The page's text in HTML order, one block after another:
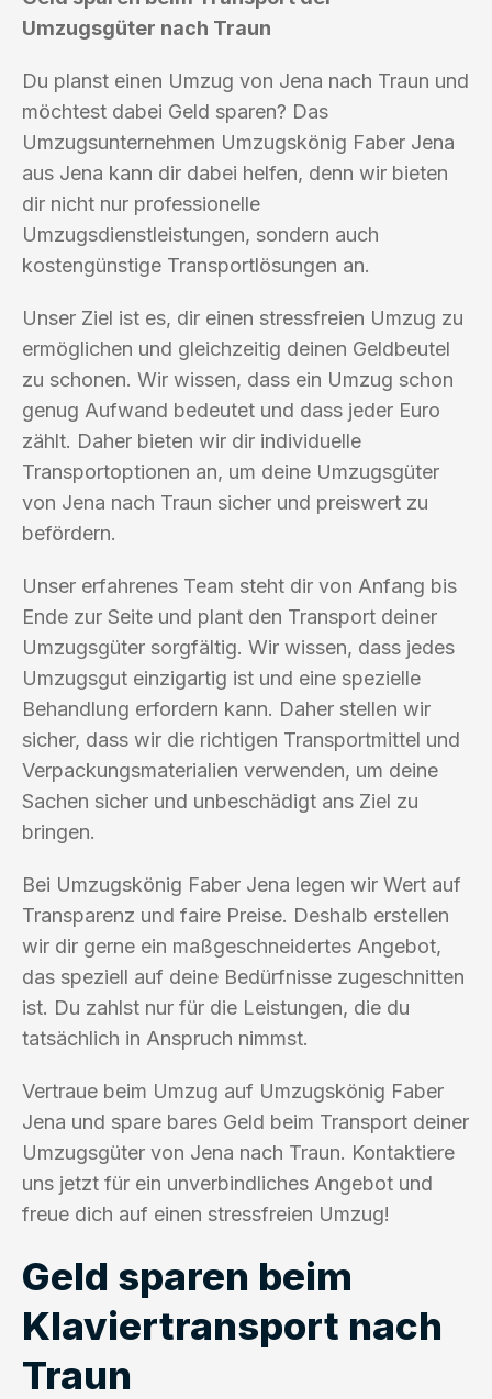
Umzugsgüter nach Traun
Du planst einen Umzug von Jena nach Traun und
möchtest dabei Geld sparen? Das
Umzugsunternehmen Umzugskönig Faber Jena
aus Jena kann dir dabei helfen, denn wir bieten
dir nicht nur professionelle
Umzugsdienstleistungen, sondern auch
kostengünstige Transportlösungen an.
Unser Ziel ist es, dir einen stressfreien Umzug zu
ermöglichen und gleichzeitig deinen Geldbeutel
zu schonen. Wir wissen, dass ein Umzug schon
genug Aufwand bedeutet und dass jeder Euro
zählt. Daher bieten wir dir individuelle
Transportoptionen an, um deine Umzugsgüter
von Jena nach Traun sicher und preiswert zu
befördern.
Unser erfahrenes Team steht dir von Anfang bis
Ende zur Seite und plant den Transport deiner
Umzugsgüter sorgfältig. Wir wissen, dass jedes
Umzugsgut einzigartig ist und eine spezielle
Behandlung erfordern kann. Daher stellen wir
sicher, dass wir die richtigen Transportmittel und
Verpackungsmaterialien verwenden, um deine
Sachen sicher und unbeschädigt ans Ziel zu
bringen.
Bei Umzugskönig Faber Jena legen wir Wert auf
Transparenz und faire Preise. Deshalb erstellen
wir dir gerne ein maßgeschneidertes Angebot,
das speziell auf deine Bedürfnisse zugeschnitten
ist. Du zahlst nur für die Leistungen, die du
tatsächlich in Anspruch nimmst.
Vertraue beim Umzug auf Umzugskönig Faber
Jena und spare bares Geld beim Transport deiner
Umzugsgüter von Jena nach Traun. Kontaktiere
uns jetzt für ein unverbindliches Angebot und
freue dich auf einen stressfreien Umzug!
Geld sparen beim
Klaviertransport nach
Traun